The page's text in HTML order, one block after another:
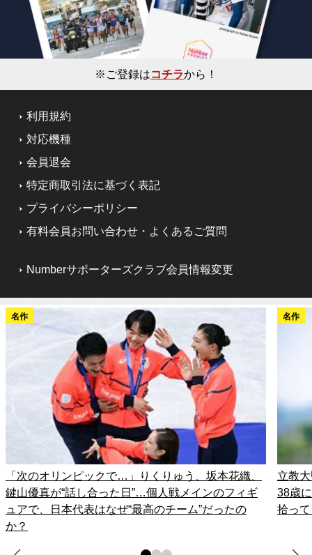
※ご登録はコチラから！
利用規約
対応機種
会員退会
特定商取引法に基づく表記
プライバシーポリシー
有料会員お問い合わせ・よくあるご質問
Numberサポーターズクラブ会員情報変更
名作
「次のオリンピックで…」りくりゅう、坂本花織、
鍵山優真が“話し合った日”…個人戦メインのフィギ
ュアで、日本代表はなぜ“最高のチーム”だったの
か？
名作
立教
38歳
拾っ